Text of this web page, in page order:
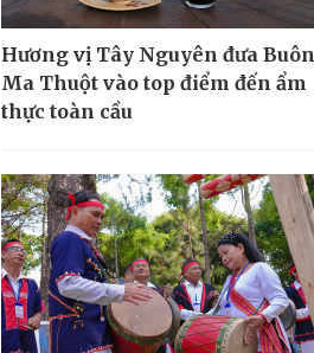
Hương vị Tây Nguyên đưa Buôn
Ma Thuột vào top điểm đến ẩm
thực toàn cầu